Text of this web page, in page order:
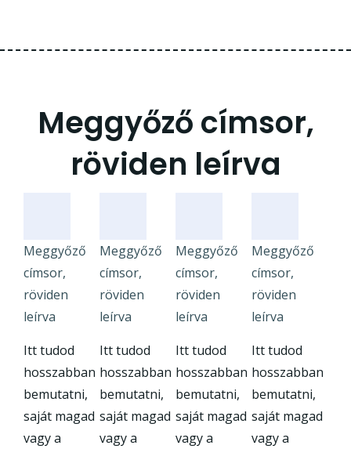
Meggyőző címsor,
röviden leírva
Meggyőző
címsor,
röviden
leírva
Itt tudod
hosszabban
bemutatni,
saját magad
vagy a
Meggyőző
címsor,
röviden
leírva
Itt tudod
hosszabban
bemutatni,
saját magad
vagy a
Meggyőző
címsor,
röviden
leírva
Itt tudod
hosszabban
bemutatni,
saját magad
vagy a
Meggyőző
címsor,
röviden
leírva
Itt tudod
hosszabban
bemutatni,
saját magad
vagy a